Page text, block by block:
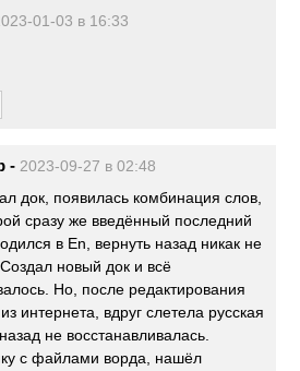
01-03 в 16:33
- 2023-09-27 в 02:48
док, появилась комбинация слов,
сразу же введённый последний
в En, вернуть назад никак не
новый док и всё
Но, после редактирования
интернета, вдруг слетела русская
не восстанавливалась.
с файлами ворда, нашёл